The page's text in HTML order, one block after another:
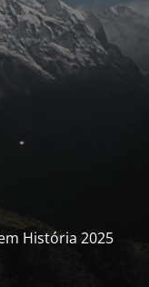
História 2025